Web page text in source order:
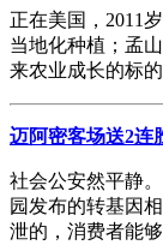
正在美国，2011
当地化种植；孟
来农业成长的标
迈阿密客场送2连
社会公安然平静
园发布的转基因
泄的，消费者能